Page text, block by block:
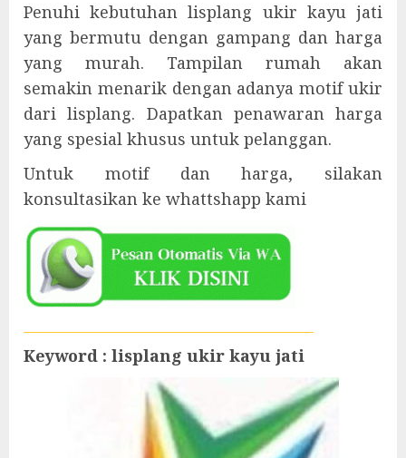
Penuhi kebutuhan lisplang ukir kayu jati
yang bermutu dengan gampang dan harga
yang murah. Tampilan rumah akan
semakin menarik dengan adanya motif ukir
dari lisplang. Dapatkan penawaran harga
yang spesial khusus untuk pelanggan.
Untuk motif dan harga, silakan
konsultasikan ke whattshapp kami
Keyword : lisplang ukir kayu jati